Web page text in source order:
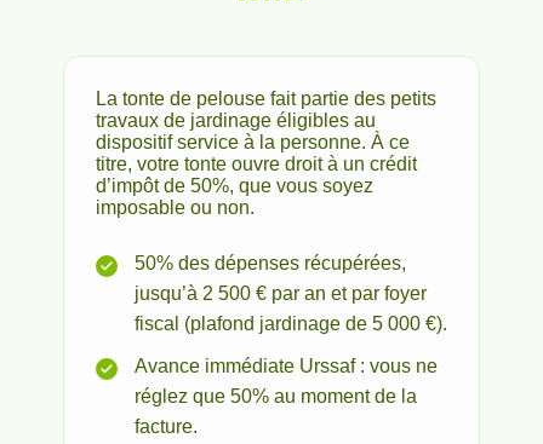
La tonte de pelouse fait partie des petits
travaux de jardinage éligibles au
dispositif service à la personne. À ce
titre, votre tonte ouvre droit à un crédit
d’impôt de 50%, que vous soyez
imposable ou non.
50% des dépenses récupérées,
jusqu’à 2 500 € par an et par foyer
fiscal (plafond jardinage de 5 000 €).
Avance immédiate Urssaf : vous ne
réglez que 50% au moment de la
facture.